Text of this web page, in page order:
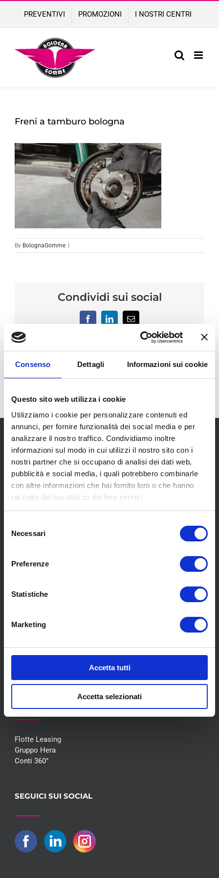
Consenso Dettagli Informazioni sui cookie
Questo sito web utilizza i cookie
Utilizziamo i cookie per personalizzare contenuti ed
annunci, per fornire funzionalità dei social media e per
analizzare il nostro traffico. Condividiamo inoltre
informazioni sul modo in cui utilizzi il nostro sito con i
nostri partner che si occupano di analisi dei dati web,
pubblicità e social media, i quali potrebbero combinarle
con altre informazioni che hai fornito loro o che hanno
raccolto dal tuo utilizzo dei loro servizi.
delNecessari
Preferenze
Statistiche
Marketing
Accetta tutti
Accetta selezionati
content
PREVENTIVI PROMOZIONI I NOSTRI CENTRI
Freni a tamburo bologna
By BolognaGomme
Condividi sui social
FacebookLinkedInEmail
SCOPRI I NOSTRI CENTRI
Chi siamo
Meccanica
Blog
COLLABORAZIONI
Flotte Leasing
Gruppo Hera
Conti 360°
SEGUICI SUI SOCIAL